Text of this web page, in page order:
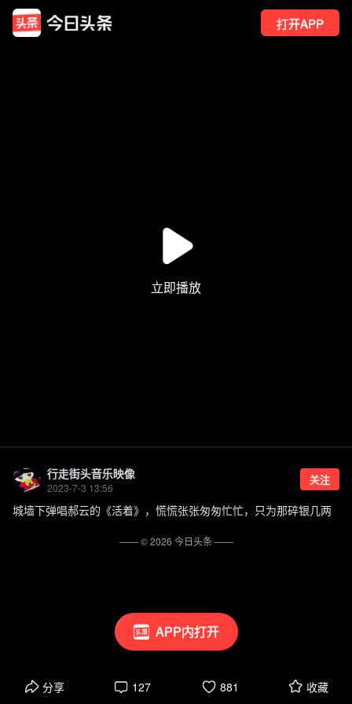
打开APP
APP内打开
行走街头音乐映像
2023-7-3 13:56
关注
城墙下弹唱郝云的《活着》，慌慌张张匆匆忙忙，只为那碎银几两
分享 127 881 收藏
—— ©2026 今日头条——